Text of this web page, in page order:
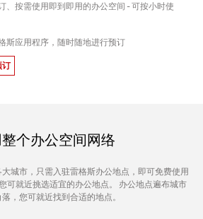
、按需使用即到即用的办公空间 - 可按小时使
斯应用程序，随时随地进行预订
订
个办公空间网络
城市，只需入驻雷格斯办公地点，即可免费使用
可就近挑选适宜的办公地点。 办公地点遍布城市
，您可就近找到合适的地点。